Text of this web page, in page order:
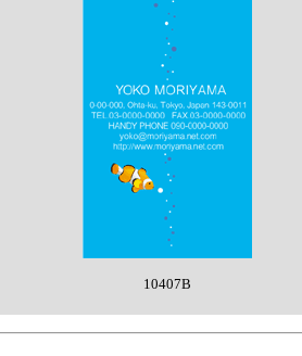
10407B